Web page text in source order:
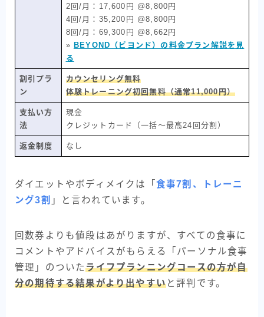
2回/月：17,600円 @8,800円
4回/月：35,200円 @8,800円
8回/月：69,300円 @8,662円
» BEYOND（ビヨンド）の料金プラン解説を見
る
割引プラ
ン
カウンセリング無料
体験トレーニング初回無料（通常11,000円）
支払い方
法
現金
クレジットカード（一括〜最高24回分割）
返金制度 なし
ダイエットやボディメイクは「 食事7割、トレーニ
ング3割 」と言われています。
回数券よりも値段はあがりますが、すべての食事に
コメントやアドバイスがもらえる「パーソナル食事
管理」のついたライフプランニングコースの方が自
分の期待する結果がより出やすいと評判です。